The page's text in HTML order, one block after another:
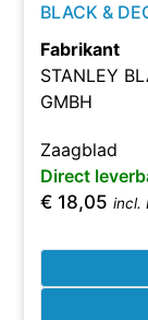
BLACK &
Fabrikant
STANLEY
GMBH
Zaagblad
Direct
€ 18,05 incl.